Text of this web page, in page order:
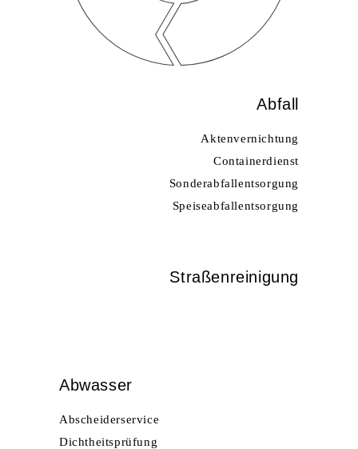
Abfall
Aktenvernichtung
Containerdienst
Sonderabfallentsorgung
Speiseabfallentsorgung
Straßenreinigung
Abwasser
Abscheiderservice
Dichtheitsprüfung